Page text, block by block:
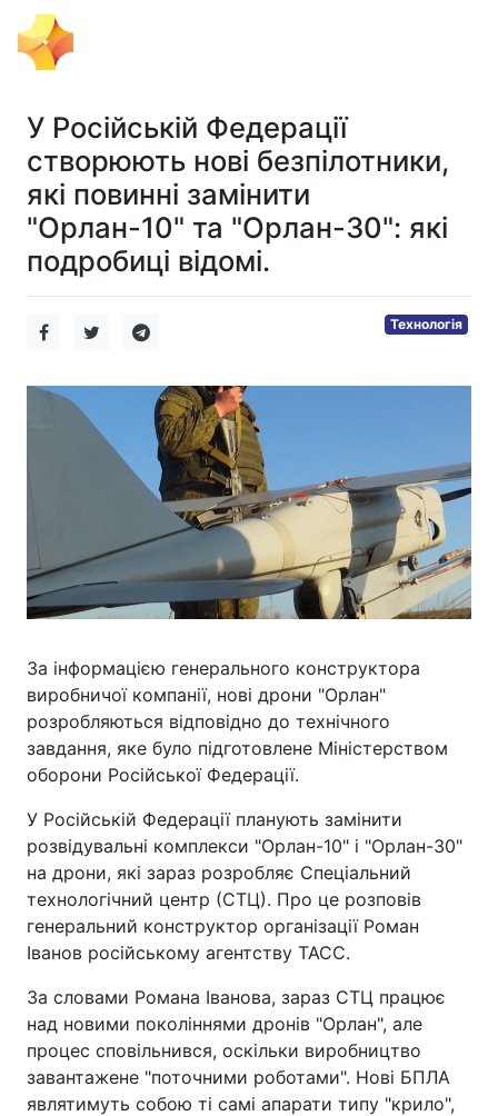
У Російській Федерації
створюють нові безпілотники,
які повинні замінити
"Орлан-10" та "Орлан-30": які
подробиці відомі.
Технологія
За інформацією генерального конструктора
виробничої компанії, нові дрони "Орлан"
розробляються відповідно до технічного
завдання, яке було підготовлене Міністерством
оборони Російської Федерації.
У Російській Федерації планують замінити
розвідувальні комплекси "Орлан-10" і "Орлан-30"
на дрони, які зараз розробляє Спеціальний
технологічний центр (СТЦ). Про це розповів
генеральний конструктор організації Роман
Іванов російському агентству ТАСС.
За словами Романа Іванова, зараз СТЦ працює
над новими поколіннями дронів "Орлан", але
процес сповільнився, оскільки виробництво
завантажене "поточними роботами". Нові БПЛА
являтимуть собою ті самі апарати типу "крило",